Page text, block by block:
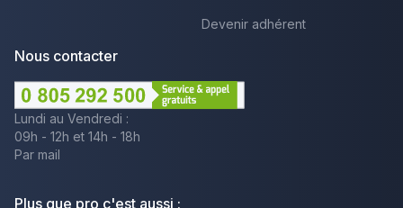
Devenir adhérent
Nous contacter
Lundi au Vendredi :
09h - 12h et 14h - 18h
Par mail
Plus que pro c'est aussi :